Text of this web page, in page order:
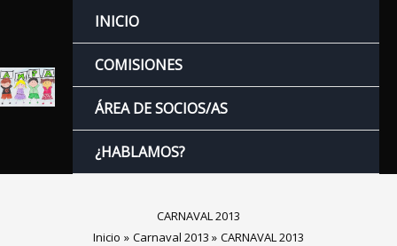
INICIO
COMISIONES
ÁREA DE SOCIOS/AS
¿HABLAMOS?
CARNAVAL 2013
Inicio
Carnaval 2013 CARNAVAL 2013